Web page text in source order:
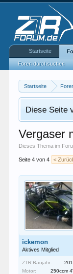
Startseite
Diese Seite
Vergaser
Dieses Thema im
Seite 4 von 4 <
ickemon
Aktives Mitglied
ZTR Baujahr:
Motor:
250ccm
Startseite
Foren durchsuchen